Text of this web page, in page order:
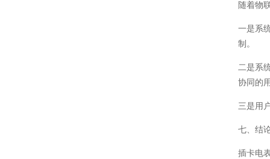
随着物
一是系
制。
二是系
协同的
三是用
七、结
插卡电